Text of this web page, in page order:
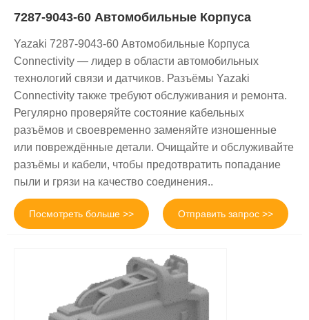
7287-9043-60 Автомобильные Корпуса
Yazaki 7287-9043-60 Автомобильные Корпуса
Connectivity — лидер в области автомобильных
технологий связи и датчиков. Разъёмы Yazaki
Connectivity также требуют обслуживания и ремонта.
Регулярно проверяйте состояние кабельных
разъёмов и своевременно заменяйте изношенные
или повреждённые детали. Очищайте и обслуживайте
разъёмы и кабели, чтобы предотвратить попадание
пыли и грязи на качество соединения..
Посмотреть больше >> Отправить запрос >>